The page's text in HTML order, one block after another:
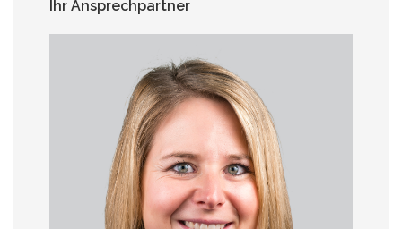
Ihr Ansprechpartner